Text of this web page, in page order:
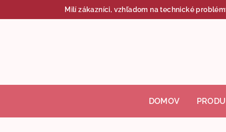
na
Milí zákazníci, vzhľadom na technické
DOMOV